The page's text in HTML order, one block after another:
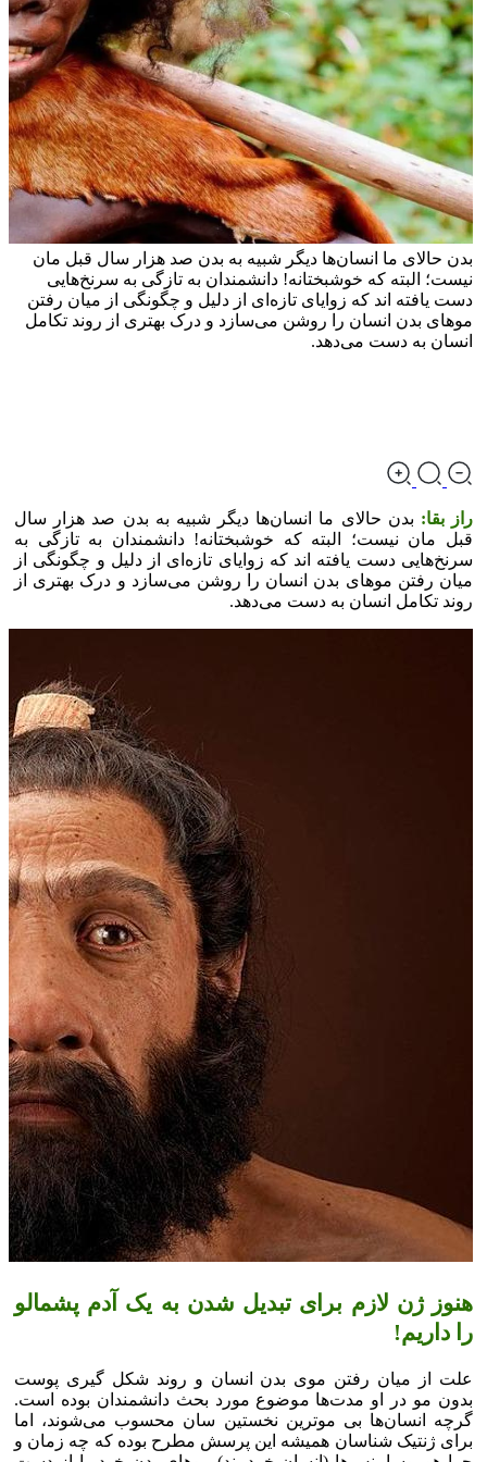
بدن حالای ما انسان‌ها دیگر شبیه به بدن صد هزار سال قبل مان
نیست؛ البته که خوشبختانه! دانشمندان به تازگی به سرنخ‌هایی
دست یافته اند که زوایای تازه‌ای از دلیل و چگونگی از میان رفتن
مو‌های بدن انسان را روشن می‌سازد و درک بهتری از روند تکامل
انسان به دست می‌دهد.
راز بقا: بدن حالای ما انسان‌ها دیگر شبیه به بدن صد هزار سال
قبل مان نیست؛ البته که خوشبختانه! دانشمندان به تازگی به
سرنخ‌هایی دست یافته اند که زوایای تازه‌ای از دلیل و چگونگی از
میان رفتن مو‌های بدن انسان را روشن می‌سازد و درک بهتری از
روند تکامل انسان به دست می‌دهد.
هنوز ژن لازم برای تبدیل شدن به یک آدم پشمالو
را داریم!
علت از میان رفتن موی بدن انسان و روند شکل گیری پوست
بدون مو در او مدت‌ها موضوع مورد بحث دانشمندان بوده است.
گرچه انسان‌ها بی مو‌ترین نخستین سان محسوب می‌شوند، اما
برای ژنتیک شناسان همیشه این پرسش مطرح بوده که چه زمان و